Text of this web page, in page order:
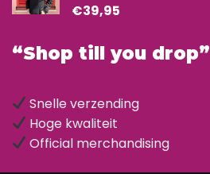
€39,95
“Shop till you drop”
Snelle verzending
Hoge kwaliteit
Official merchandising